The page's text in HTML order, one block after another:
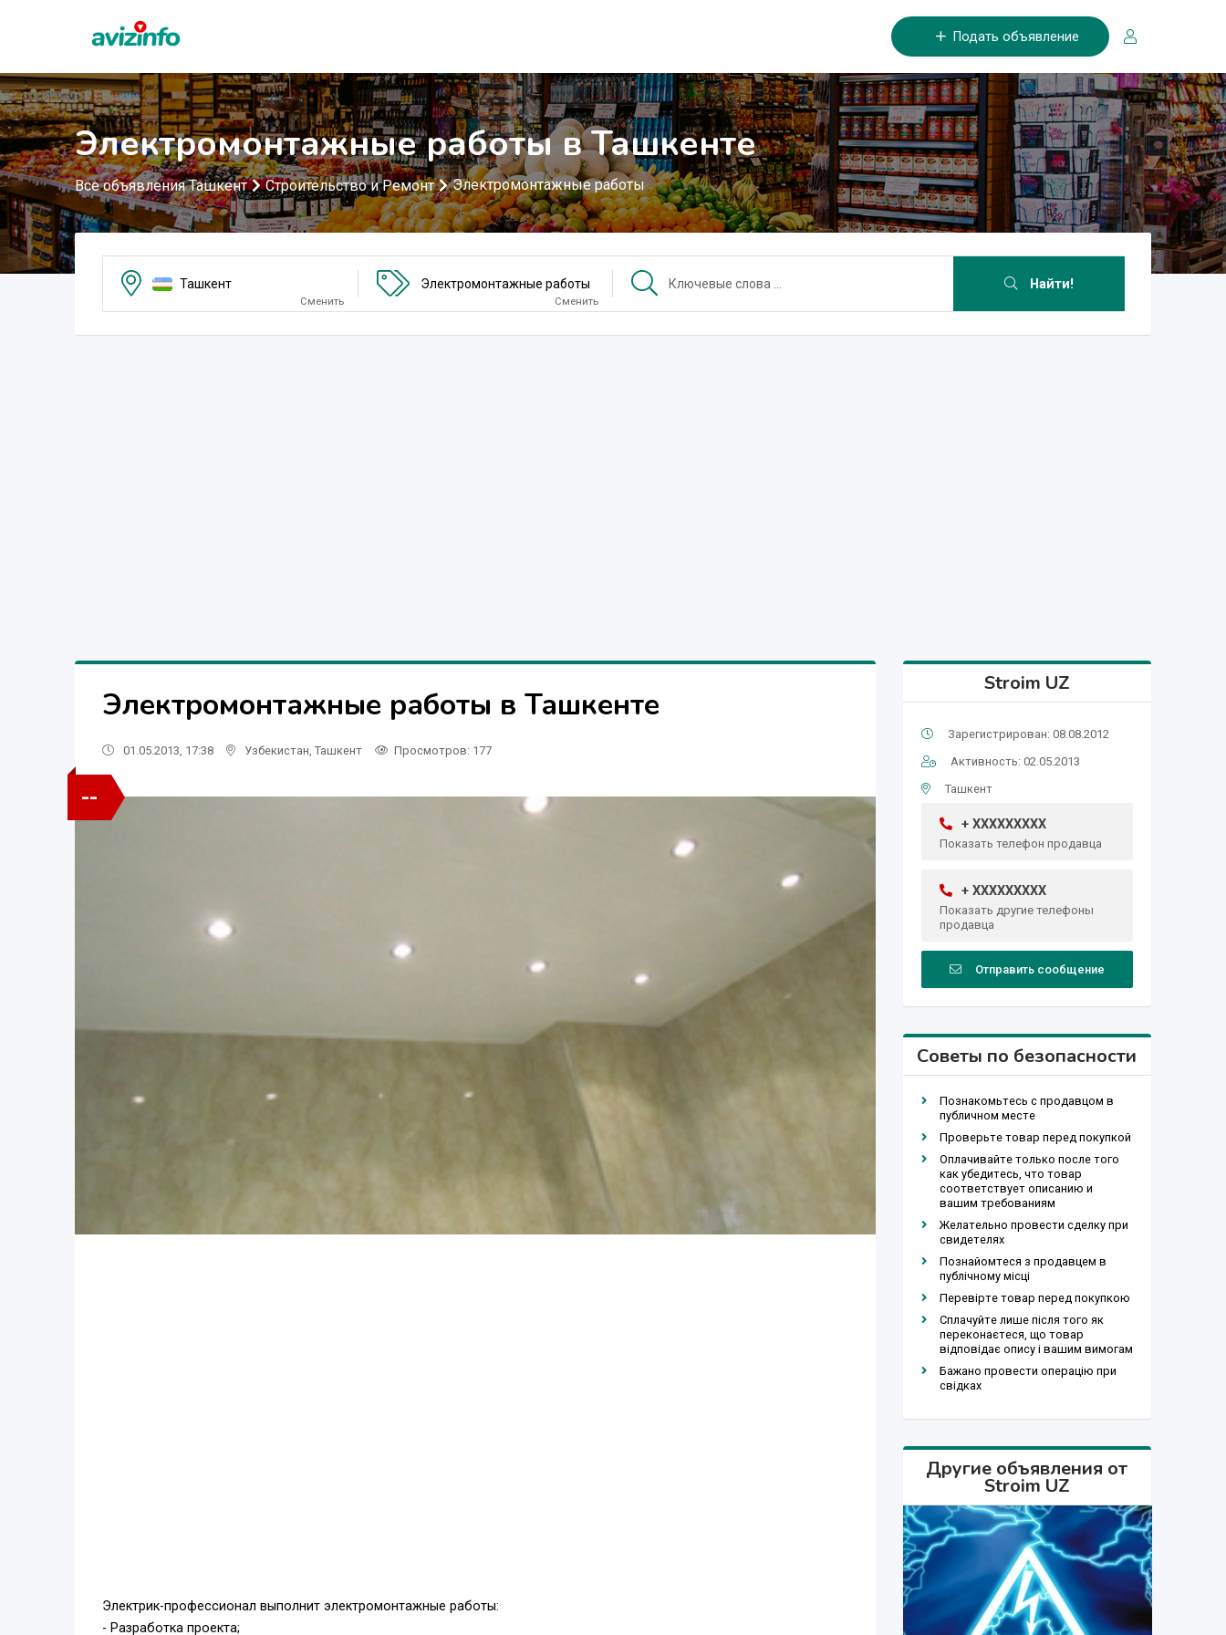
Подать объявление
Электромонтажные работы в Ташкенте
Все объявления Ташкент Строительство и Ремонт Электромонтажные работы
Ташкент
Сменить
Электромонтажные работы
Сменить
Найти!
Электромонтажные работы в Ташкенте
01.05.2013, 17:38 Узбекистан Ташкент Просмотров: 177
--
Электрик-профессионал выполнит электромонтажные работы:
- Разработка проекта;
Stroim UZ
Зарегистрирован: 08.08.2012
Активность: 02.05.2013
Ташкент
+ XXXXXXXXX
Показать телефон продавца
+ XXXXXXXXX
Показать другие телефоны
продавца
Отправить сообщение
Советы по безопасности
Познакомьтесь с продавцом в
публичном месте
Проверьте товар перед покупкой
Оплачивайте только после того
как убедитесь, что товар
соответствует описанию и
вашим требованиям
Желательно провести сделку при
свидетелях
Познайомтеся з продавцем в
публічному місці
Перевірте товар перед покупкою
Сплачуйте лише після того як
переконаєтеся, що товар
відповідає опису і вашим вимогам
Бажано провести операцію при
свідках
Другие объявления от
Stroim UZ